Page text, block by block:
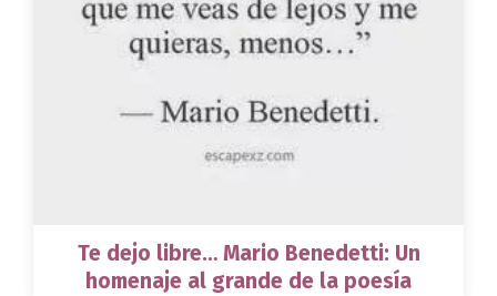
Te dejo libre… Mario Benedetti: Un
homenaje al grande de la poesía